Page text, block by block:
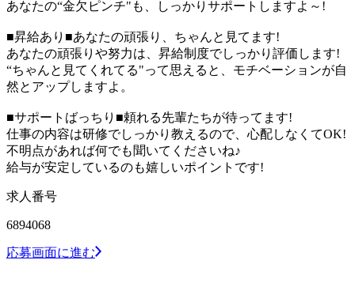
あなたの“金欠ピンチ"も、しっかりサポートしますよ～!
■昇給あり■あなたの頑張り、ちゃんと見てます!
あなたの頑張りや努力は、昇給制度でしっかり評価します!
“ちゃんと見てくれてる"って思えると、モチベーションが自
然とアップしますよ。
■サポートばっちり■頼れる先輩たちが待ってます!
仕事の内容は研修でしっかり教えるので、心配しなくてOK!
不明点があれば何でも聞いてくださいね♪
給与が安定しているのも嬉しいポイントです!
求人番号
6894068
応募画面に進む